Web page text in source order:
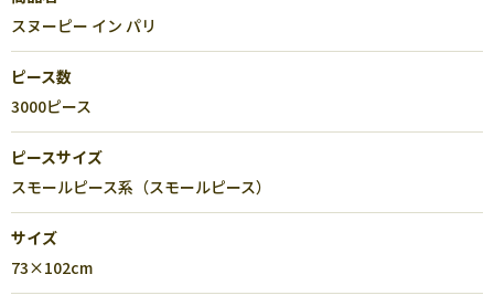
スヌーピー イン パリ
ピース数
3000ピース
ピースサイズ
スモールピース系（スモールピース）
サイズ
73×102cm